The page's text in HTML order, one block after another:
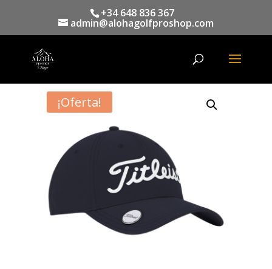
+34 648 836 367
admin@alohagolfproshop.com
productos
¡Oferta!